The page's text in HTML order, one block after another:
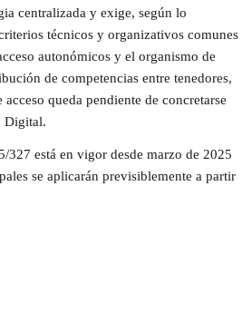
centralizada y exige, según lo
técnicos y organizativos comunes
autonómicos y el organismo de
de competencias entre tenedores,
queda pendiente de concretarse
Digital.
327 está en vigor desde marzo de 2025
se aplicarán previsiblemente a partir